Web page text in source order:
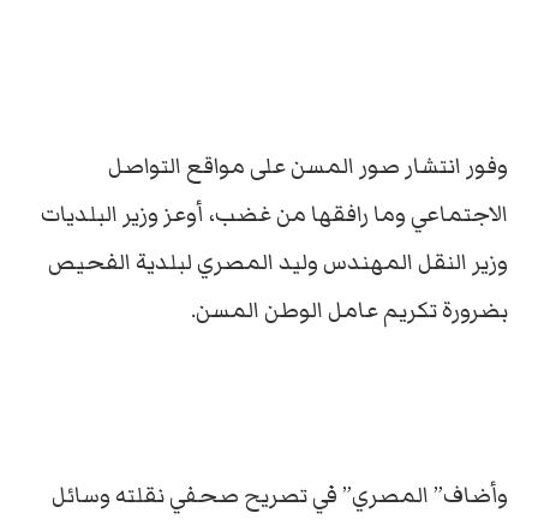
وفور انتشار صور المسن على مواقع التواصل
الاجتماعي وما رافقها من غضب، أوعز وزير البلديات
وزير النقل المهندس وليد المصري لبلدية الفحيص
بضرورة تكريم عامل الوطن المسن.
وأضاف” المصري” في تصريح صحفي نقلته وسائل